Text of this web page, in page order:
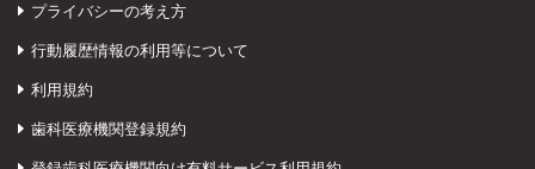
プライバシーの考え方
行動履歴情報の利用等について
利用規約
歯科医療機関登録規約